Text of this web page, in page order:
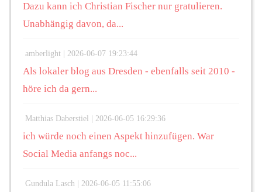
Dazu kann ich Christian Fischer nur gratulieren.
Unabhängig davon, da...
amberlight | 2026-06-07 19:23:44
Als lokaler blog aus Dresden - ebenfalls seit 2010 -
höre ich da gern...
Matthias Daberstiel | 2026-06-05 16:29:36
ich würde noch einen Aspekt hinzufügen. War
Social Media anfangs noc...
Gundula Lasch | 2026-06-05 11:55:06